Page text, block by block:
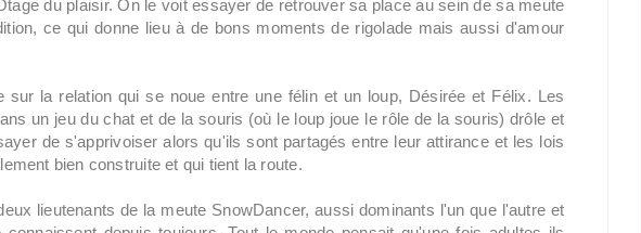
du plaisir. On le voit essayer de retrouver sa place au sein de sa meute
ce qui donne lieu à de bons moments de rigolade mais aussi d'amour
sur la relation qui se noue entre une félin et un loup, Désirée et Félix. Les
un jeu du chat et de la souris (où le loup joue le rôle de la souris) drôle et
de s'apprivoiser alors qu'ils sont partagés entre leur attirance et les lois
bien construite et qui tient la route.
lieutenants de la meute SnowDancer, aussi dominants l'un que l'autre et